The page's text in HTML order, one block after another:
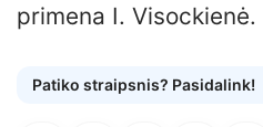
primena I. Visockienė.
Patiko straipsnis? Pasidalink!